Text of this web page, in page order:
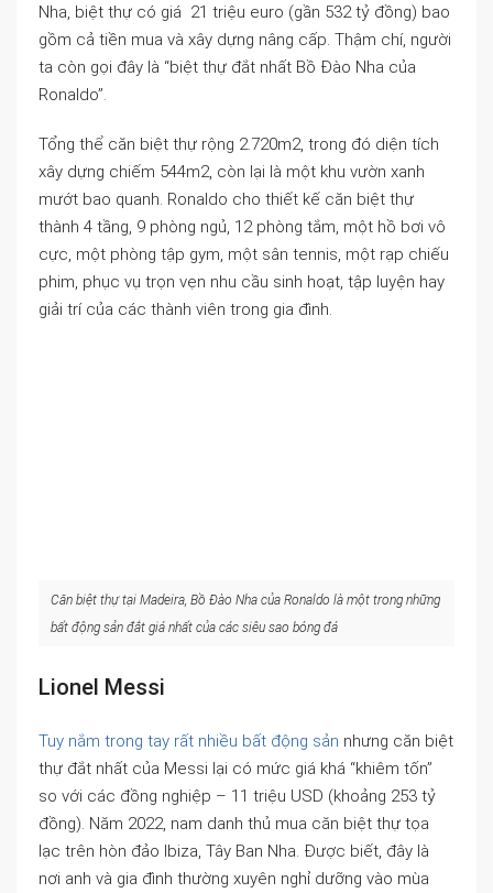
Nha, biệt thự có giá 21 triệu euro (gần 532 tỷ đồng) bao
gồm cả tiền mua và xây dựng nâng cấp. Thậm chí, người
ta còn gọi đây là “biệt thự đắt nhất Bồ Đào Nha của
Ronaldo”.
Tổng thể căn biệt thự rộng 2.720m2, trong đó diện tích
xây dựng chiếm 544m2, còn lại là một khu vườn xanh
mướt bao quanh. Ronaldo cho thiết kế căn biệt thự
thành 4 tầng, 9 phòng ngủ, 12 phòng tắm, một hồ bơi vô
cực, một phòng tập gym, một sân tennis, một rạp chiếu
phim, phục vụ trọn vẹn nhu cầu sinh hoạt, tập luyện hay
giải trí của các thành viên trong gia đình.
Căn biệt thự tại Madeira, Bồ Đào Nha của Ronaldo là một trong những
bất động sản đắt giá nhất của các siêu sao bóng đá
Lionel Messi
Tuy nắm trong tay rất nhiều bất động sản nhưng căn biệt
thự đắt nhất của Messi lại có mức giá khá “khiêm tốn”
so với các đồng nghiệp – 11 triệu USD (khoảng 253 tỷ
đồng). Năm 2022, nam danh thủ mua căn biệt thự tọa
lạc trên hòn đảo Ibiza, Tây Ban Nha. Được biết, đây là
nơi anh và gia đình thường xuyên nghỉ dưỡng vào mùa